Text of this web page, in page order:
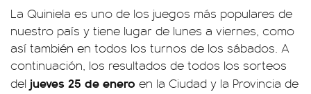
La Quiniela es uno de los juegos más populares de
nuestro país y tiene lugar de lunes a viernes, como
así también en todos los turnos de los sábados. A
continuación, los resultados de todos los sorteos
del jueves 25 de enero en la Ciudad y la Provincia de